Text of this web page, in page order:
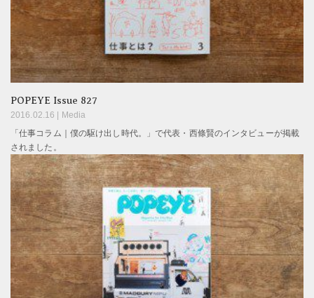
POPEYE Issue 827
2016.02.16 |
Media
「仕事コラム｜僕の駆け出し時代。」で代表・西條賢のインタビューが掲載
されました。